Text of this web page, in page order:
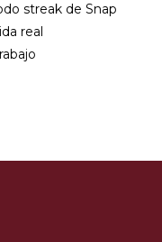
streak de Snap
real